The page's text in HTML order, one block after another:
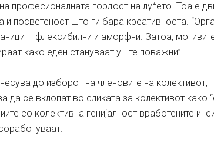
професионалната гордост на луѓето. Тоа е
и посветеност што ги бара креативноста.
– флексибилни и аморфни. Затоа,
како еден стануваат уште поважни”.
до изборот на членовите на колективот,
да се вклопат во сликата за колективот како
со колективна генијалност вработените